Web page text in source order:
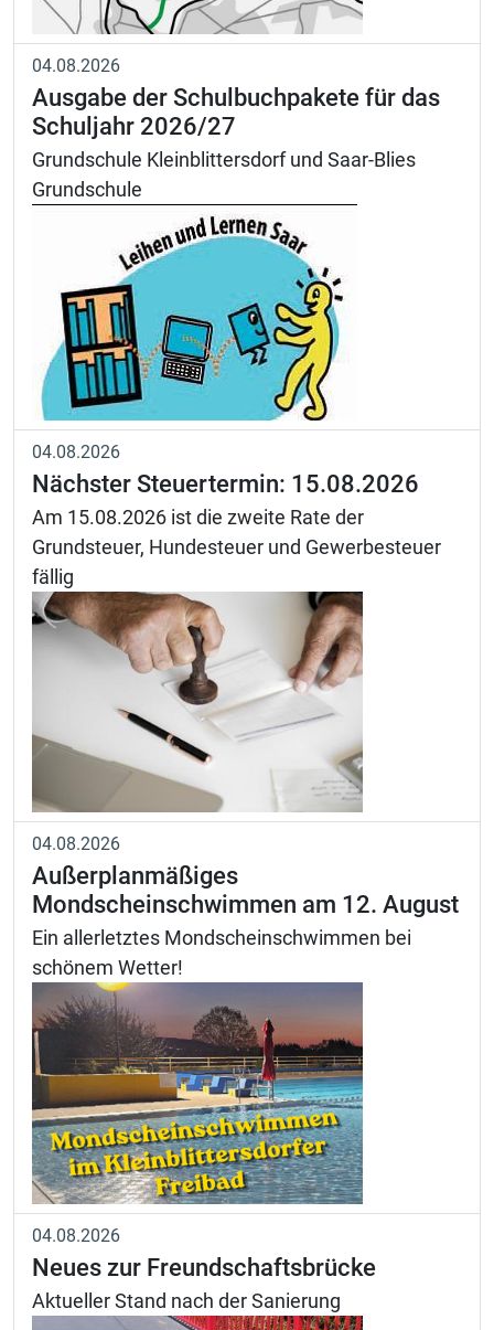
04.08.2026
Ausgabe der Schulbuchpakete für das
Schuljahr 2026/27
Grundschule Kleinblittersdorf und Saar-Blies
Grundschule
04.08.2026
Nächster Steuertermin: 15.08.2026
Am 15.08.2026 ist die zweite Rate der
Grundsteuer, Hundesteuer und Gewerbesteuer
fällig
04.08.2026
Außerplanmäßiges
Mondscheinschwimmen am 12. August
Ein allerletztes Mondscheinschwimmen bei
schönem Wetter!
04.08.2026
Neues zur Freundschaftsbrücke
Aktueller Stand nach der Sanierung